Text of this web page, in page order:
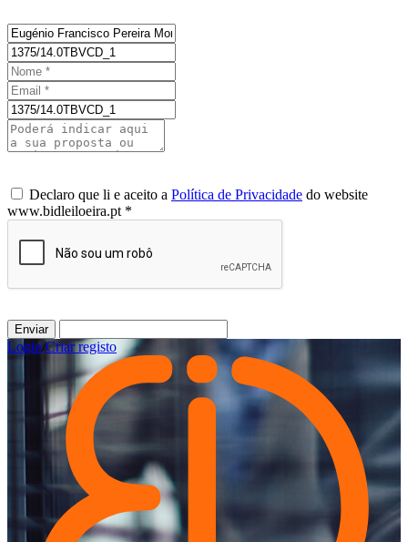
Declaro que li e aceito a Política de Privacidade do website
www.bidleiloeira.pt *
Enviar
Login/Criar registo